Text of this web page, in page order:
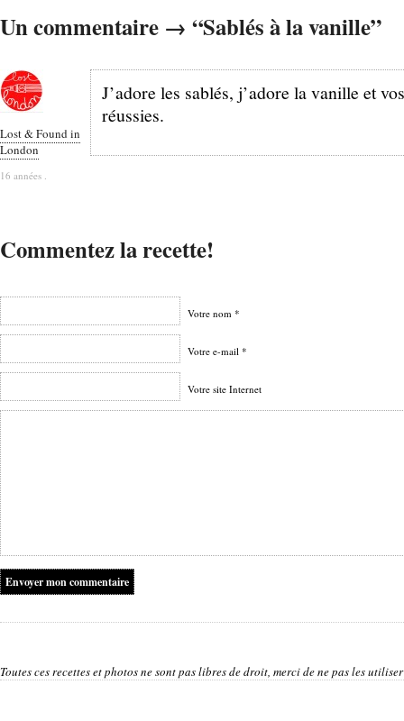
Un commentaire → “Sablés à la vanille”
Lost & Found in
London
16 années .
J’adore les sablés, j’adore la vanille et
réussies.
Commentez la recette!
Votre nom *
Votre e-mail *
Votre site Internet
Toutes ces recettes et photos ne sont pas libres de droit, merci de ne pas les